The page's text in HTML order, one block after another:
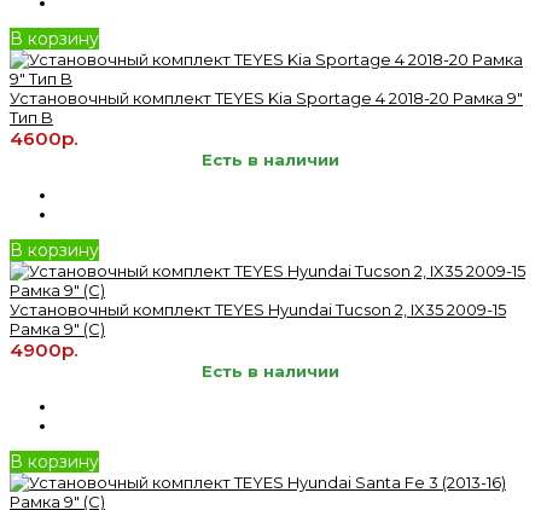
В корзину
Установочный комплект TEYES Kia Sportage 4 2018-20 Рамка 9"
Тип B
4600р.
Есть в наличии
В корзину
Установочный комплект TEYES Hyundai Tucson 2, IX35 2009-15
Рамка 9" (C)
4900р.
Есть в наличии
В корзину